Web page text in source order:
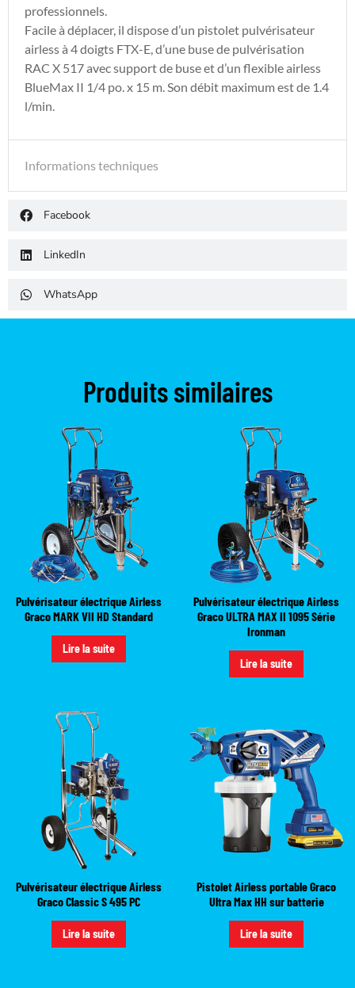
professionnels.
Facile à déplacer, il dispose d’un pistolet pulvérisateur
airless à 4 doigts FTX-E, d’une buse de pulvérisation
RAC X 517 avec support de buse et d’un flexible airless
BlueMax II 1/4 po. x 15 m. Son débit maximum est de 1.4
l/min.
Informations techniques
Facebook
LinkedIn
WhatsApp
Produits similaires
Pulvérisateur électrique Airless
Graco MARK VII HD Standard
Lire la suite
Pulvérisateur électrique Airless
Graco ULTRA MAX II 1095 Série
Ironman
Lire la suite
Pulvérisateur électrique Airless
Graco Classic S 495 PC
Lire la suite
Pistolet Airless portable Graco
Ultra Max HH sur batterie
Lire la suite